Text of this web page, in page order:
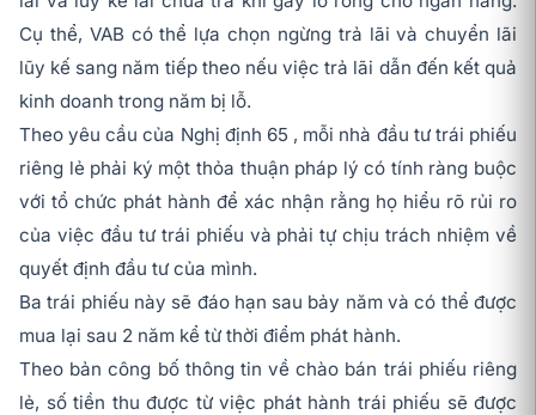
Cụ thể, VAB có thể lựa chọn ngừng trả lãi và chuyển lãi
lũy kế sang năm tiếp theo nếu việc trả lãi dẫn đến kết quả
kinh doanh trong năm bị lỗ.
Theo yêu cầu của Nghị định 65 , mỗi nhà đầu tư trái phiếu
riêng lẻ phải ký một thỏa thuận pháp lý có tính ràng buộc
với tổ chức phát hành để xác nhận rằng họ hiểu rõ rủi ro
của việc đầu tư trái phiếu và phải tự chịu trách nhiệm về
quyết định đầu tư của mình.
Ba trái phiếu này sẽ đáo hạn sau bảy năm và có thể được
mua lại sau 2 năm kể từ thời điểm phát hành.
Theo bản công bố thông tin về chào bán trái phiếu riêng
lẻ, số tiền thu được từ việc phát hành trái phiếu sẽ được